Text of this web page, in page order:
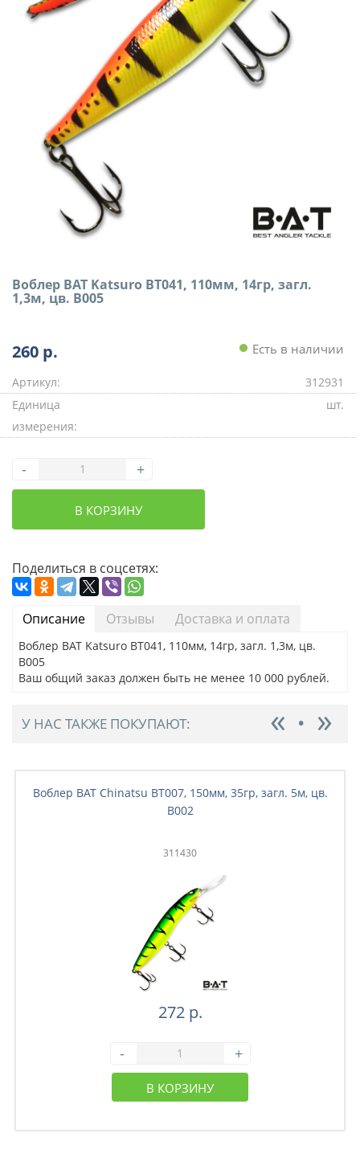
Воблер BAT Katsuro BT041, 110мм, 14гр, загл.
1,3м, цв. B005
260 р. Есть в наличии
Артикул:
312931
Единица
измерения:
шт.
- +
В КОРЗИНУ
Поделиться в соцсетях:
Описание Отзывы Доставка и оплата
Воблер BAT Katsuro BT041, 110мм, 14гр, загл. 1,3м, цв.
B005
Ваш общий заказ должен быть не менее 10 000 рублей.
У НАС ТАКЖЕ ПОКУПАЮТ:
Воблер BAT Chinatsu BT007, 150мм, 35гр, загл. 5м, цв.
B002
311430
272 р.
- +
В КОРЗИНУ